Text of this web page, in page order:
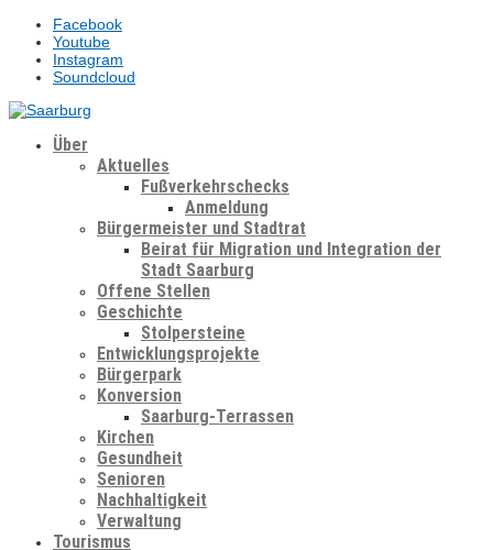
Facebook
Youtube
Instagram
Soundcloud
Über
Aktuelles
Fußverkehrschecks
Anmeldung
Bürgermeister und Stadtrat
Beirat für Migration und Integration der
Stadt Saarburg
Offene Stellen
Geschichte
Stolpersteine
Entwicklungsprojekte
Bürgerpark
Konversion
Saarburg-Terrassen
Kirchen
Gesundheit
Senioren
Nachhaltigkeit
Verwaltung
Tourismus